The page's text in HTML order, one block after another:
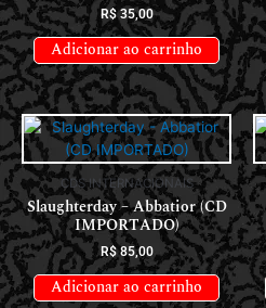
R$35,00
Adicionar ao carrinho
CDS INTERNACIONAIS
Slaughterday – Abbatior (CD
IMPORTADO)
R$85,00
Adicionar ao carrinho